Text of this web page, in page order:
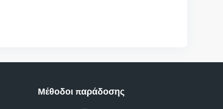
Μέθοδοι παράδοσης